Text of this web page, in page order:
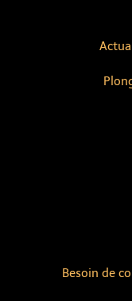
Besoin de